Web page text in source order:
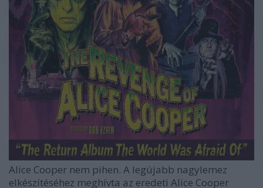
Alice Cooper nem pihen. A legújabb nagylemez
elkészítéséhez meghívta az eredeti Alice Cooper